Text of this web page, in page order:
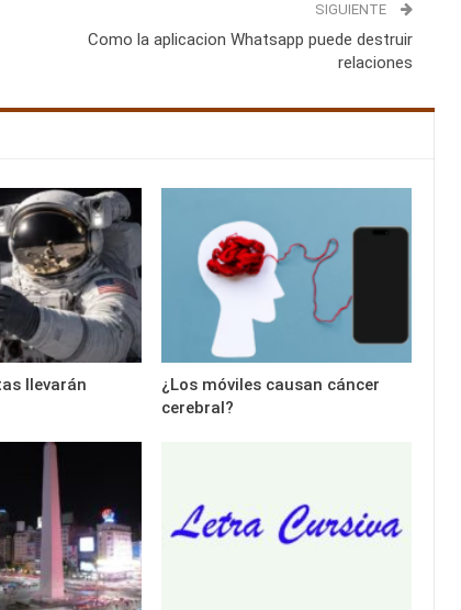
SIGUIENTE
Como la aplicacion Whatsapp puede destruir
relaciones
llevarán
¿Los móviles causan cáncer
cerebral?